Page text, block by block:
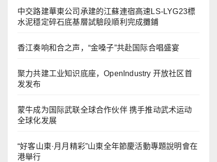
中交路建華東公司承建的江蘇連宿高速LS-LYG23標
水泥穩定碎石底基層試驗段順利完成攤鋪
香江奏响和合之声，“金嗓子”共赴国际合唱盛宴
聚力共建工业知识底座，OpenIndustry 开放社区首
发发布
蒙牛成为国际武联全球合作伙伴 携手推动武术运动
全球化发展
“好客山東·月月精彩”山東全年節慶活動專題說明會在
港舉行